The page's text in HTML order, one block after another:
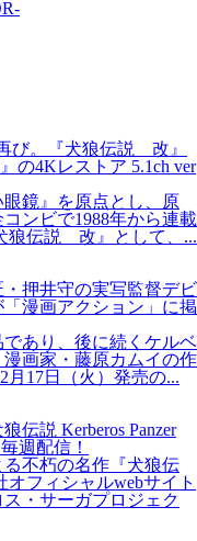
び。『犬狼伝説 改』
の4Kレストア 5.1ch ver
鏡』を原点とし、原
ンビで1988年から連載
狼伝説 改』として、...
押井守の実写監督デビ
漫画アクション」に掲
あり、後に続くケルベ
画家・藤原カムイの作
17日（火）発売の...
伝説 Kerberos Panzer
週配信！
不朽の名作『犬狼伝
フィシャルwebサイト
・サーガプロジェク